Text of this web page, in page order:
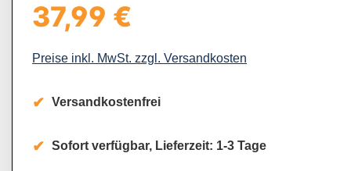
Regulärer Preis:
37,99 €
Preise inkl. MwSt. zzgl. Versandkosten
Versandkostenfrei
Sofort verfügbar, Lieferzeit: 1-3 Tage